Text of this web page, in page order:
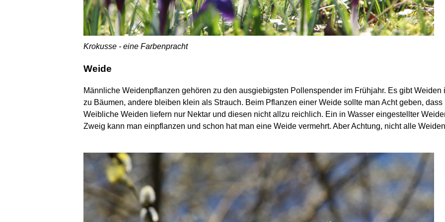
Krokusse - eine Farbenpracht
Weide
Männliche Weidenpflanzen gehören zu den ausgiebigsten Pollenspender im Frühjahr. Es gibt
zu Bäumen, andere bleiben klein als Strauch. Beim Pflanzen einer Weide sollte man Acht geben,
Weibliche Weiden liefern nur Nektar und diesen nicht allzu reichlich. Ein in Wasser eingestellter
Zweig kann man einpflanzen und schon hat man eine Weide vermehrt. Aber Achtung, nicht alle